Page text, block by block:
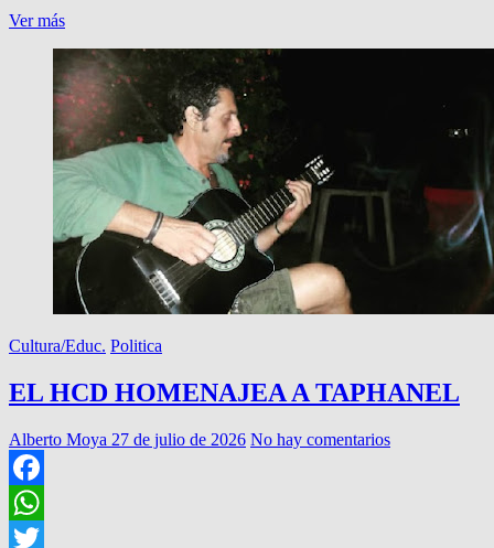
Ver más¿POR
VIENEN
POR
LA
PATAGONIA?
Cultura/Educ. Politica
EL HCD HOMENAJEA A TAPHANEL
Alberto Moya 27 de julio de 2026 No hay comentarios
Facebook
WhatsApp